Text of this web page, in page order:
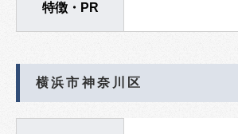
特徴・PR
横浜市神奈川区